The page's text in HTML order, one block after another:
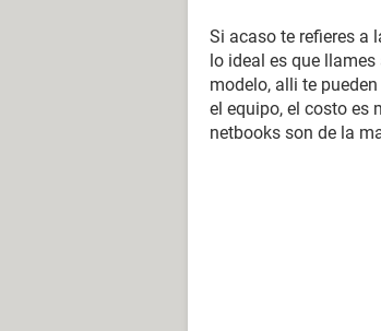
Si acaso te refieres a
lo ideal es que
modelo, alli te
el equipo, el costo es
netbooks son de la